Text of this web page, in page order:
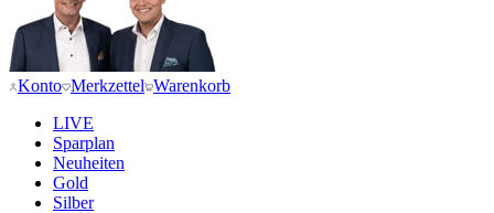
Konto Merkzettel Warenkorb
LIVE
Sparplan
Neuheiten
Gold
Silber